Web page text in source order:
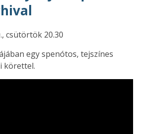
csütörtök 20.30
egy spenótos, tejszínes
körettel.